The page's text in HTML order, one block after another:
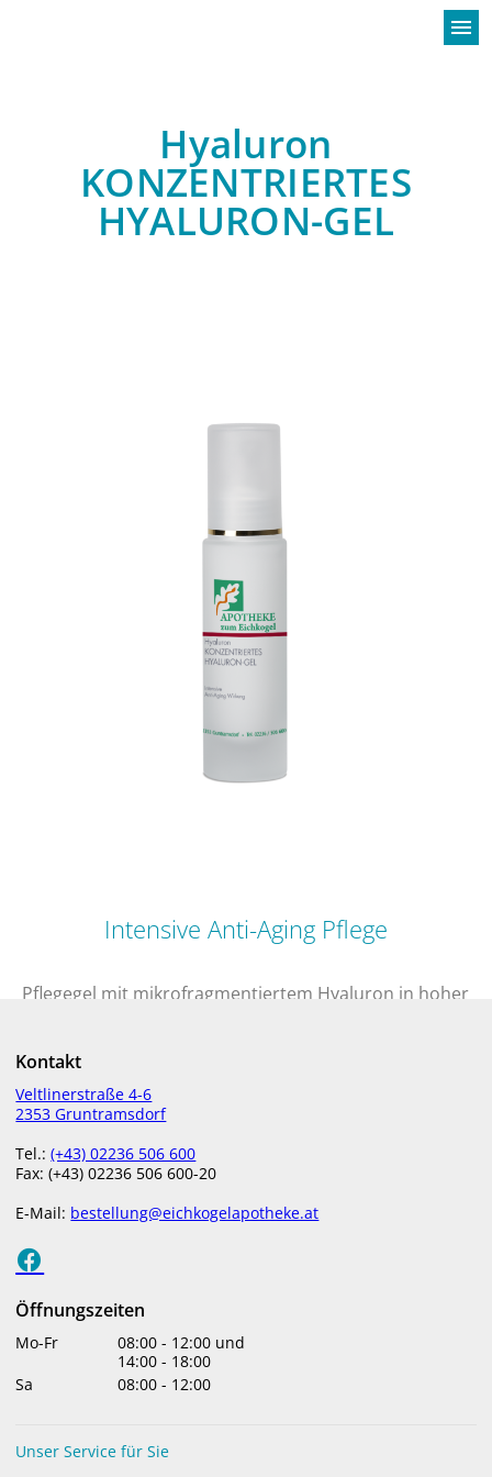
menu
Hyaluron
KONZENTRIERTES
HYALURON-GEL
Intensive Anti-Aging Pflege
Pflegegel mit mikrofragmentiertem Hyaluron in hoher
geschmeidige, seidenzarte und strahlende Haut.
50 ml Glasflakon mit Pumpspender
Auf der Basis einer exklusiven mikrofragmentierten
Hyaluronsäure spendet dieses Gel intensive
Feuchtigkeit, strafft die Haut, mindert die Falten,
einen strahlenden Teint.
ANWENDUNG
Morgens und abends verwenden. Bei normaler bis
trockener Haut vor der gewohnten Creme auftragen,
Kontakt
Veltlinerstraße 4-6
2353 Gruntramsdorf
Tel.:(+43) 02236 506 600
Fax: (+43) 02236 506 600-20
E-Mail: bestellung@eichkogelapotheke.at
Öffnungszeiten
Mo-Fr 08:00 - 12:00 und
14:00 - 18:00
Sa
08:00 - 12:00
Unser Service für Sie